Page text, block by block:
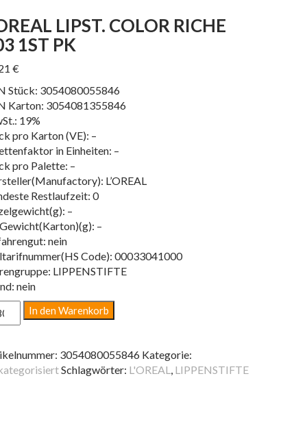
LIPST. COLOR RICHE
1ST PK
€
Stück: 3054080055846
Karton: 3054081355846
19%
pro Karton (VE): –
in Einheiten: –
pro Palette: –
L’OREAL
Restlaufzeit: 0
–
–
nein
Code): 00033041000
LIPPENSTIFTE
nein
In den Warenkorb
3054080055846 Kategorie:
Schlagwörter: L'OREAL , LIPPENSTIFTE